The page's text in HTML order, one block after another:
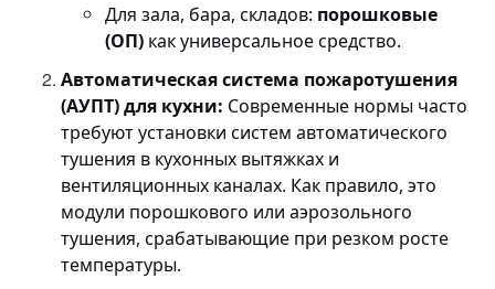
Для зала, бара, складов: порошковые
(ОП) как универсальное средство.
Автоматическая система пожаротушения
(АУПТ) для кухни: Современные нормы часто
требуют установки систем автоматического
тушения в кухонных вытяжках и
вентиляционных каналах. Как правило, это
модули порошкового или аэрозольного
тушения, срабатывающие при резком росте
температуры.